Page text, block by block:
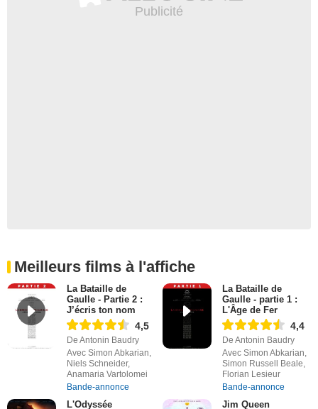
Meilleurs films à l'affiche
La Bataille de
Gaulle - Partie 2 :
J’écris ton nom
4,5
De Antonin Baudry
Avec Simon Abkarian,
Niels Schneider,
Anamaria Vartolomei
Bande-annonce
La Bataille de
Gaulle - partie 1 :
L'Âge de Fer
4,4
De Antonin Baudry
Avec Simon Abkarian,
Simon Russell Beale,
Florian Lesieur
Bande-annonce
L'Odyssée Jim Queen